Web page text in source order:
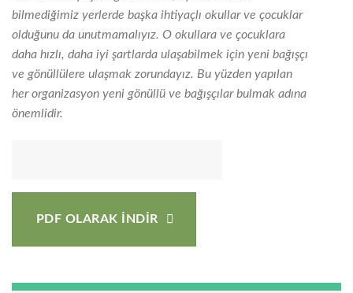
bilmediğimiz yerlerde başka ihtiyaçlı okullar ve çocuklar
olduğunu da unutmamalıyız. O okullara ve çocuklara
daha hızlı, daha iyi şartlarda ulaşabilmek için yeni bağışçı
ve gönüllülere ulaşmak zorundayız. Bu yüzden yapılan
her organizasyon yeni gönüllü ve bağışçılar bulmak adına
önemlidir.
PDF OLARAK İNDİR